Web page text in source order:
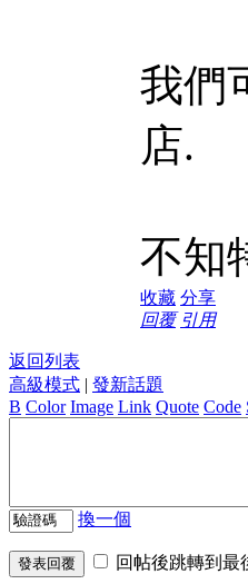
我們
店.
不知
收藏 分享
回覆 引用
返回列表
高級模式 | 發新話題
B Color Image Link Quote Code
換一個
發表回覆 回帖後跳轉到最